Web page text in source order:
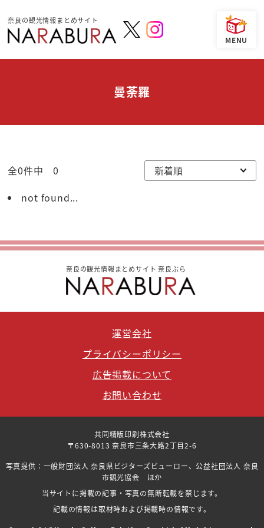
奈良の観光情報まとめサイト
曼荼羅
全0件中 0
not found...
奈良の観光情報まとめサイト 奈良ぶら
運営会社
プライバシーポリシー
広告掲載について
お問い合わせ
共同精版印刷株式会社
〒630-8013 奈良市三条大路2丁目2-6
写真提供：一般財団法人 奈良県ビジターズビューロー、公益社団法人 奈良
市観光協会 ほか
当サイトに掲載の記事・写真の無断転載を禁じます。
記載の情報は取材時および掲載時の情報です。